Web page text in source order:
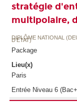
stratégie
multipolaire,
DIPLÔME NATIONAL
D'ETAT)
Package
Lieu(x)
Paris
Entrée Niveau 6